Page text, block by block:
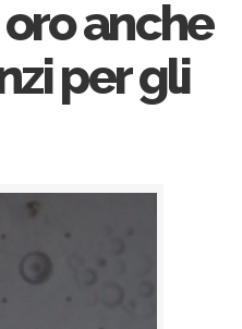
oro anche
per gli